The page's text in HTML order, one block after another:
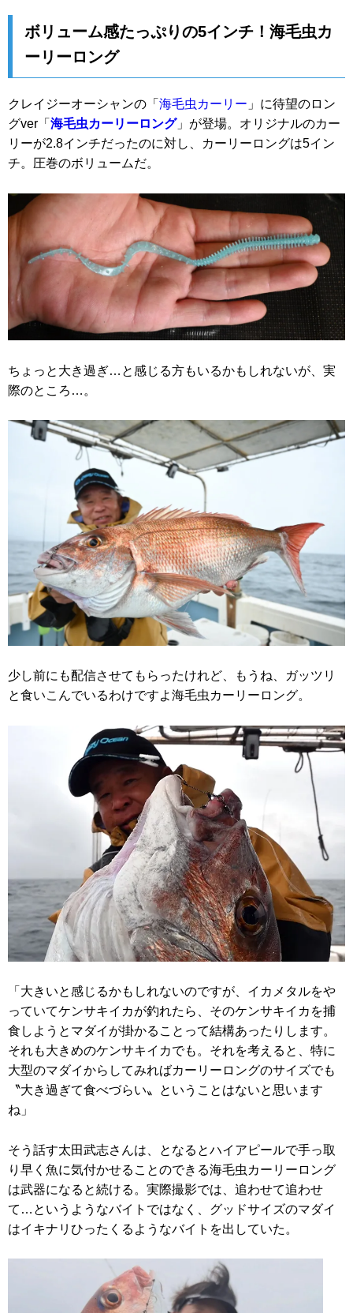
ボリューム感たっぷりの5インチ！海毛虫カ
ーリーロング
クレイジーオーシャンの「 海毛虫カーリー 」に待望のロン
グver「 海毛虫カーリーロング」が登場。オリジナルのカー
リーが2.8インチだったのに対し、カーリーロングは5イン
チ。圧巻のボリュームだ。
ちょっと大き過ぎ…と感じる方もいるかもしれないが、実
際のところ…。
少し前にも配信させてもらったけれど、もうね、ガッツリ
と食いこんでいるわけですよ海毛虫カーリーロング。
「大きいと感じるかもしれないのですが、イカメタルをや
っていてケンサキイカが釣れたら、そのケンサキイカを捕
食しようとマダイが掛かることって結構あったりします。
それも大きめのケンサキイカでも。それを考えると、特に
大型のマダイからしてみればカーリーロングのサイズでも
〝大き過ぎて食べづらい〟ということはないと思います
ね」
そう話す太田武志さんは、となるとハイアピールで手っ取
り早く魚に気付かせることのできる海毛虫カーリーロング
は武器になると続ける。実際撮影では、追わせて追わせ
て…というようなバイトではなく、グッドサイズのマダイ
はイキナリひったくるようなバイトを出していた。